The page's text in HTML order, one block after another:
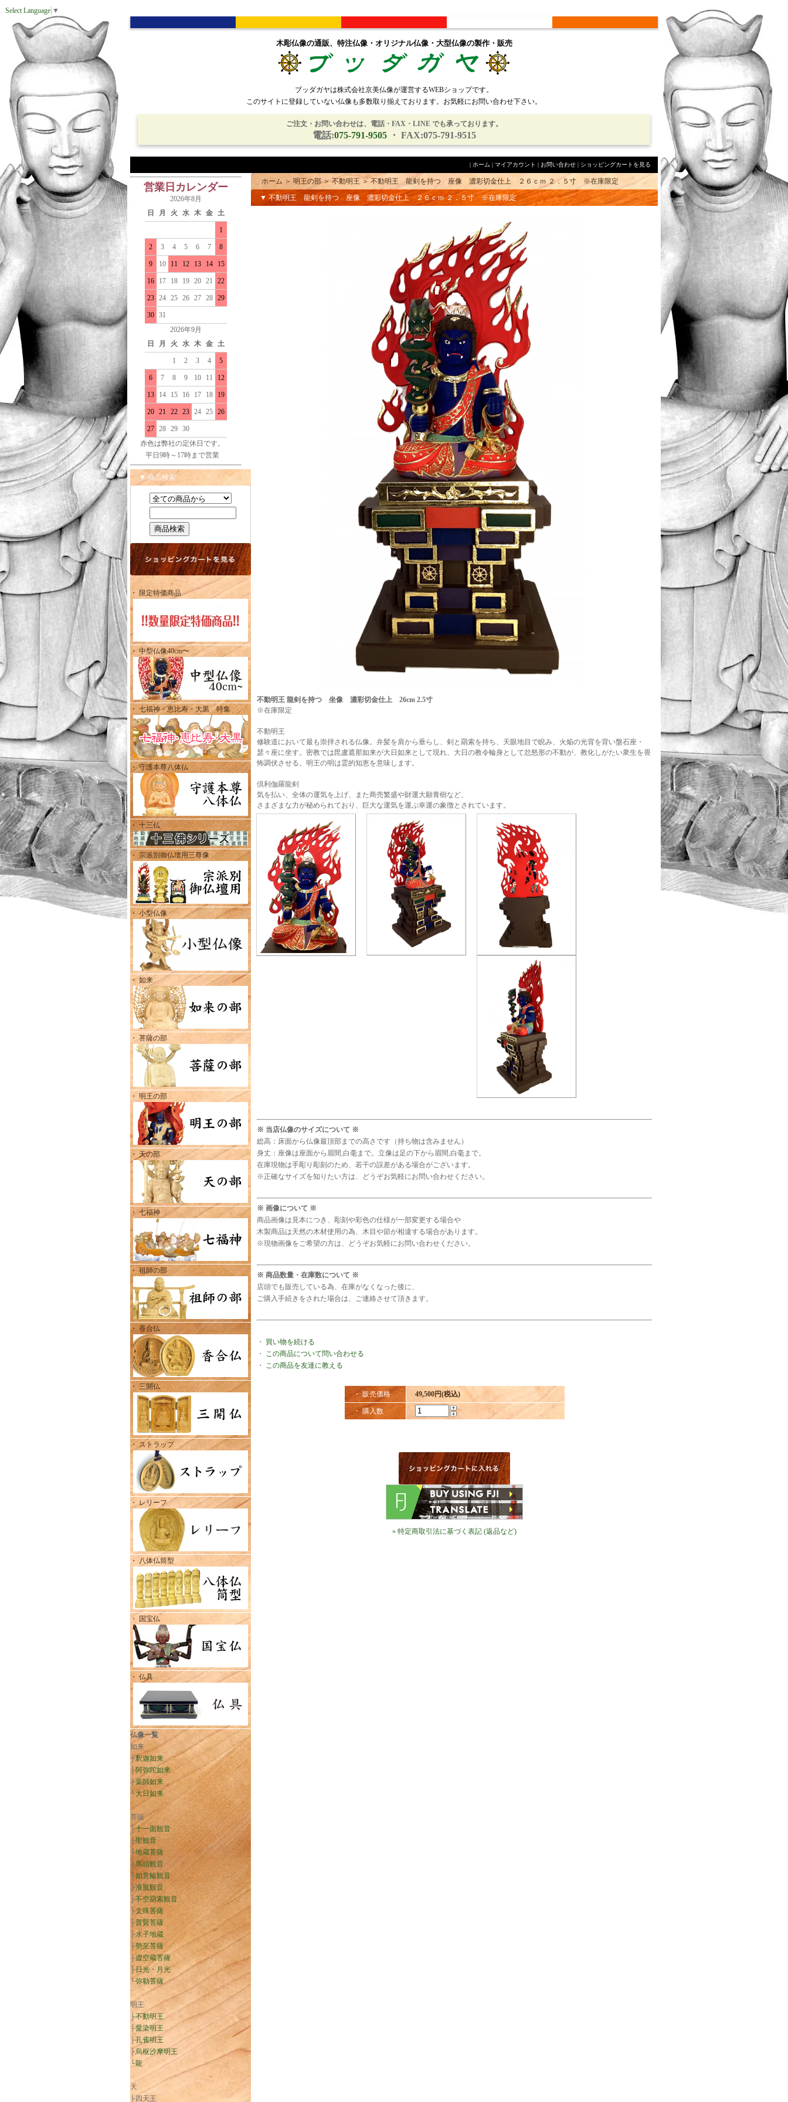
Select Language ▼
木彫仏像の通販、特注仏像・オリジナル仏像・大型仏像の製作・販売
ブッダガヤは株式会社京美仏像が運営するWEBショップです。
このサイトに登録していない仏像も多数取り揃えております。お気軽にお問い合わせ下さい。
ご注文・お問い合わせは、電話・FAX・LINE でも承っております。
電話:075-791-9505・ FAX:075-791-9515
| ホーム | マイアカウント | お問い合わせ | ショッピングカートを見る
営業日カレンダー
2026年8月
日
月 火 水 木 金 土
1
2 3 4 5 6 7 8
9 10 11 12 13 14 15
16 17 18 19 20 21 22
23 24 25 26 27 28 29
30 31
2026年9月
日
月 火 水 木 金 土
1 2 3 4 5
6 7 8 9 10 11 12
13 14 15 16 17 18 19
20 21 22 23 24 25 26
27 28 29 30
赤色は弊社の定休日です。
平日9時～17時まで営業
▼ 商品検索
・ 限定特価商品
・ 中型仏像40cm〜
・ 七福神・恵比寿・大黒 特集
・ 守護本尊八体仏
・ 十三仏
・ 宗派別御仏壇用三尊像
・ 小型仏像
・ 如来
・ 菩薩の部
・ 明王の部
・ 天の部
・ 七福神
・ 祖師の部
・ 香合仏
・ 三開仏
・ ストラップ
・ レリーフ
・ 八体仏筒型
・ 国宝仏
・ 仏具
仏像一覧
如来
├釈迦如来
├阿弥陀如来
├薬師如来
└大日如来
菩薩
├十一面観音
├聖観音
├地蔵菩薩
├馬頭観音
├如意輪観音
├准胝観音
├不空羂索観音
├文殊菩薩
├普賢菩薩
├水子地蔵
├勢至菩薩
├虚空蔵菩薩
├日光・月光
└弥勒菩薩
明王
├不動明王
├愛染明王
├孔雀明王
├烏枢沙摩明王
└龍
天
├四天王
ホーム ＞ 明王の部＞不動明王 ＞ 不動明王 龍剣を持つ 座像 濃彩切金仕上 ２６ｃｍ ２．５寸 ※在庫限定
▼ 不動明王 龍剣を持つ 座像 濃彩切金仕上 ２６ｃｍ ２．５寸 ※在庫限定
不動明王 龍剣を持つ 坐像 濃彩切金仕上 26cm 2.5寸
※在庫限定
不動明王
修験道において最も崇拝される仏像。弁髪を肩から垂らし、剣と羂索を持ち、天眼地目で睨み、火焔の光背を背い盤石座・
瑟々座に坐す。密教では毘盧遮那如来が大日如来として現れ、大日の教令輪身として忿怒形の不動が、教化しがたい衆生を畏
怖調伏させる。明王の明は霊的知恵を意味します。
倶利伽羅龍剣
気を払い、全体の運気を上げ、また商売繁盛や財運大願青樹など、
さまざまな力が秘められており、巨大な運気を運ぶ幸運の象徴とされています。
※ 当店仏像のサイズについて ※
総高：床面から仏像最頂部までの高さです（持ち物は含みません）
身丈：座像は座面から眉間,白毫まで。立像は足の下から眉間,白毫まで。
在庫現物は手彫り彫刻のため、若干の誤差がある場合がございます。
※正確なサイズを知りたい方は、どうぞお気軽にお問い合わせください。
※ 画像について ※
商品画像は見本につき、彫刻や彩色の仕様が一部変更する場合や
木製商品は天然の木材使用の為、木目や節が相違する場合があります。
※現物画像をご希望の方は、どうぞお気軽にお問い合わせください。
※ 商品数量・在庫数について ※
店頭でも販売している為、在庫がなくなった後に、
ご購入手続きをされた場合は、ご連絡させて頂きます。
・ 買い物を続ける
・
この商品について問い合わせる
・
この商品を友達に教える
・ 販売価格 49,500円(税込)
・ 購入数
» 特定商取引法に基づく表記 (返品など)